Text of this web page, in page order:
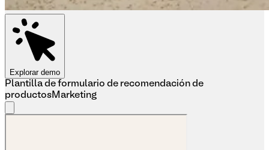
Explorar demo
Plantilla de formulario de recomendación de
productos Marketing